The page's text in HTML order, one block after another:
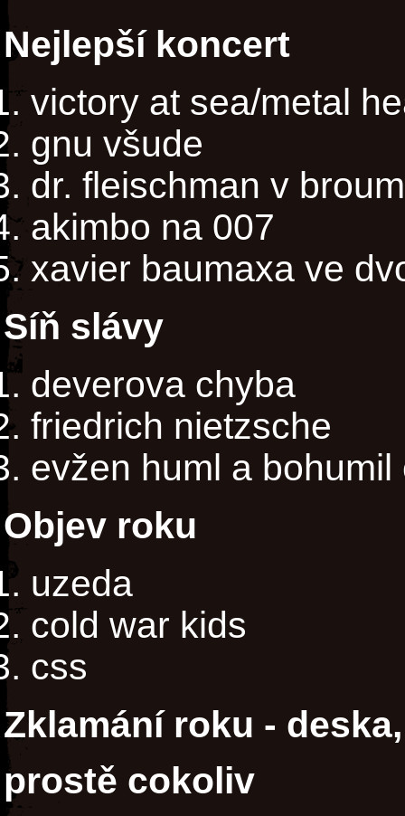
Nejlepší koncert
victory at sea/metal
gnu všude
dr. fleischman v
akimbo na 007
xavier baumaxa ve
Síň slávy
deverova chyba
friedrich nietzsche
evžen huml a bohumil
Objev roku
uzeda
cold war kids
css
Zklamání roku -
prostě cokoliv